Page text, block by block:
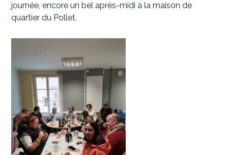
journée, encore un bel après-midi à la maison de
quartier du Pollet.